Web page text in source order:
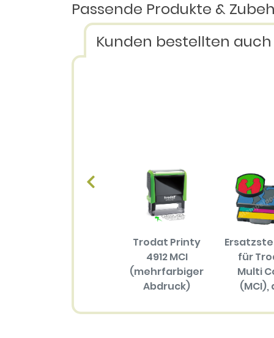
Passende Produkte &
Kunden bestellten auch
Trodat Printy
4912 MCI
(mehrfarbiger
Abdruck)
für
Multi
(MCI),